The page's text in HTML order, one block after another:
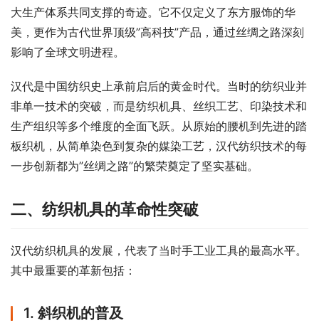
大生产体系共同支撑的奇迹。它不仅定义了东方服饰的华
美，更作为古代世界顶级”高科技”产品，通过丝绸之路深刻
影响了全球文明进程。
汉代是中国纺织史上承前启后的黄金时代。当时的纺织业并
非单一技术的突破，而是纺织机具、丝织工艺、印染技术和
生产组织等多个维度的全面飞跃。从原始的腰机到先进的踏
板织机，从简单染色到复杂的媒染工艺，汉代纺织技术的每
一步创新都为”丝绸之路”的繁荣奠定了坚实基础。
二、纺织机具的革命性突破
汉代纺织机具的发展，代表了当时手工业工具的最高水平。
其中最重要的革新包括：
1. 斜织机的普及